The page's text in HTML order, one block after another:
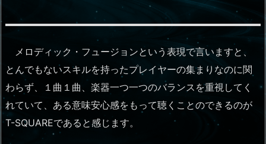
メロディック・フュージョンという表現で言いますと、
とんでもないスキルを持ったプレイヤーの集まりなのに関
わらず、１曲１曲、楽器一つ一つのバランスを重視してく
れていて、ある意味安心感をもって聴くことのできるのが
T-SQUAREであると感じます。